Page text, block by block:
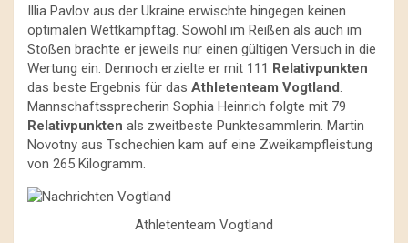
Illia Pavlov aus der Ukraine erwischte hingegen keinen
optimalen Wettkampftag. Sowohl im Reißen als auch im
Stoßen brachte er jeweils nur einen gültigen Versuch in die
Wertung ein. Dennoch erzielte er mit 111 Relativpunkten
das beste Ergebnis für das Athletenteam Vogtland.
Mannschaftssprecherin Sophia Heinrich folgte mit 79
Relativpunkten als zweitbeste Punktesammlerin. Martin
Novotny aus Tschechien kam auf eine Zweikampfleistung
von 265 Kilogramm.
Athletenteam Vogtland